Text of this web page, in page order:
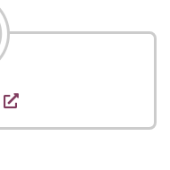
opent een nieuw